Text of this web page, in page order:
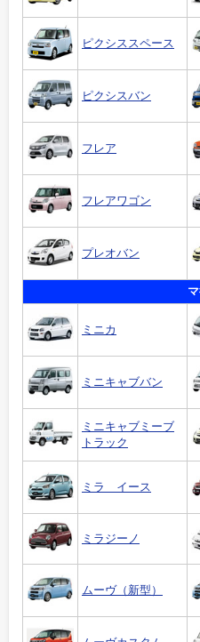
ピクシススペース
ピクシスバン
フレア
フレアワゴン
プレオバン
ミニカ
ミニキャブバン
ミニキャブミーブ
トラック
ミラ イース
ミラジーノ
ムーヴ（新型）